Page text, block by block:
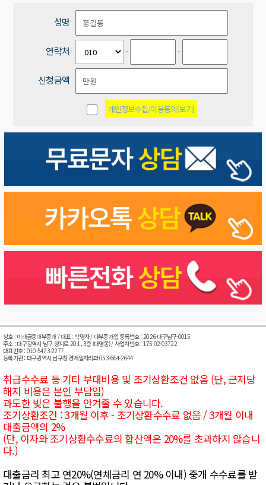
성명
연락처 - -
신청금액
개인정보수집/이용동의[보기]
상호 : 미래금융대부중개 / 대표 : 박명자 / 대부중개업 등록번호 : 2026-대구남구-0015
주소 : 대구광역시 남구 양지로 20-1, 3층 (대명동) / 사업자번호 : 175-02-03722
대표번호 : 010-5473-2277
등록기관 : 대구광역시 남구청 경제일자리과 053-664-2644
취급수수료 등 기타 부대비용 및 조기상환조건 없음 (단, 근저당
해지 비용은 본인 부담임)
과도한 빚은 불행을 안겨줄 수 있습니다.
조기상환조건 : 3개월 이후 - 조기상환수수료 없음 / 3개월 이내
대출금액의 2%
(단, 이자와 조기상환수수료의 합산액은 20%를 초과하지 않습니
다.)
대출금리 최고 연20%(연체금리 연 20% 이내) 중개 수수료를 받